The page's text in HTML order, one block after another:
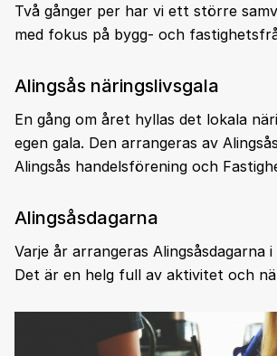
Två gånger per har vi ett större
med fokus på bygg- och
Alingsås näringslivsgala
En gång om året hyllas det lokala
egen gala. Den arrangeras av
Alingsås handelsförening och
Alingsåsdagarna
Varje år arrangeras Alingsåsdagarna i
Det är en helg full av aktivitet och